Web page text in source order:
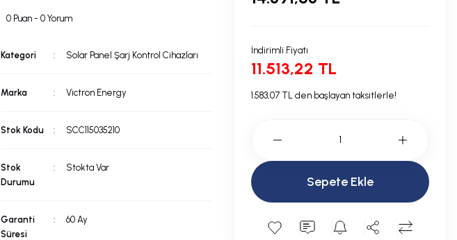
0 Puan - 0 Yorum
Kategori Solar Panel Şarj Kontrol Cihazları
Marka Victron Energy
Stok Kodu SCC115035210
Stok
Durumu
Stokta Var
Garanti
Süresi
60 Ay
İndirimli Fiyatı
11.513,22 TL
1.583,07 TL den başlayan taksitlerle!
Sepete Ekle